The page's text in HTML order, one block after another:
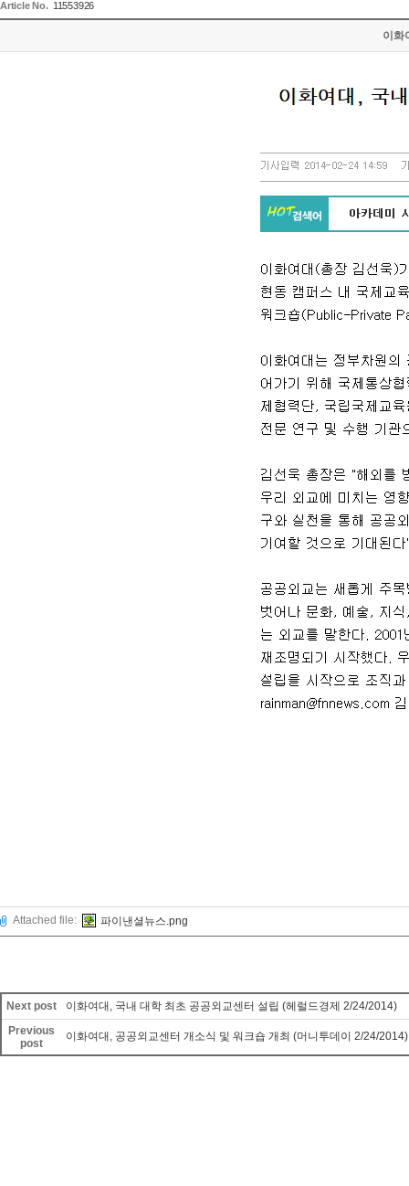
Article No. 11553926
이화
Attached file: 파이낸셜뉴스.png
Next post
이화여대, 국내 대학 최초 공공외교센터 설립 (헤럴드경제 2/24/2014)
Previous
post
이화여대, 공공외교센터 개소식 및 워크숍 개최 (머니투데이 2/24/2014)